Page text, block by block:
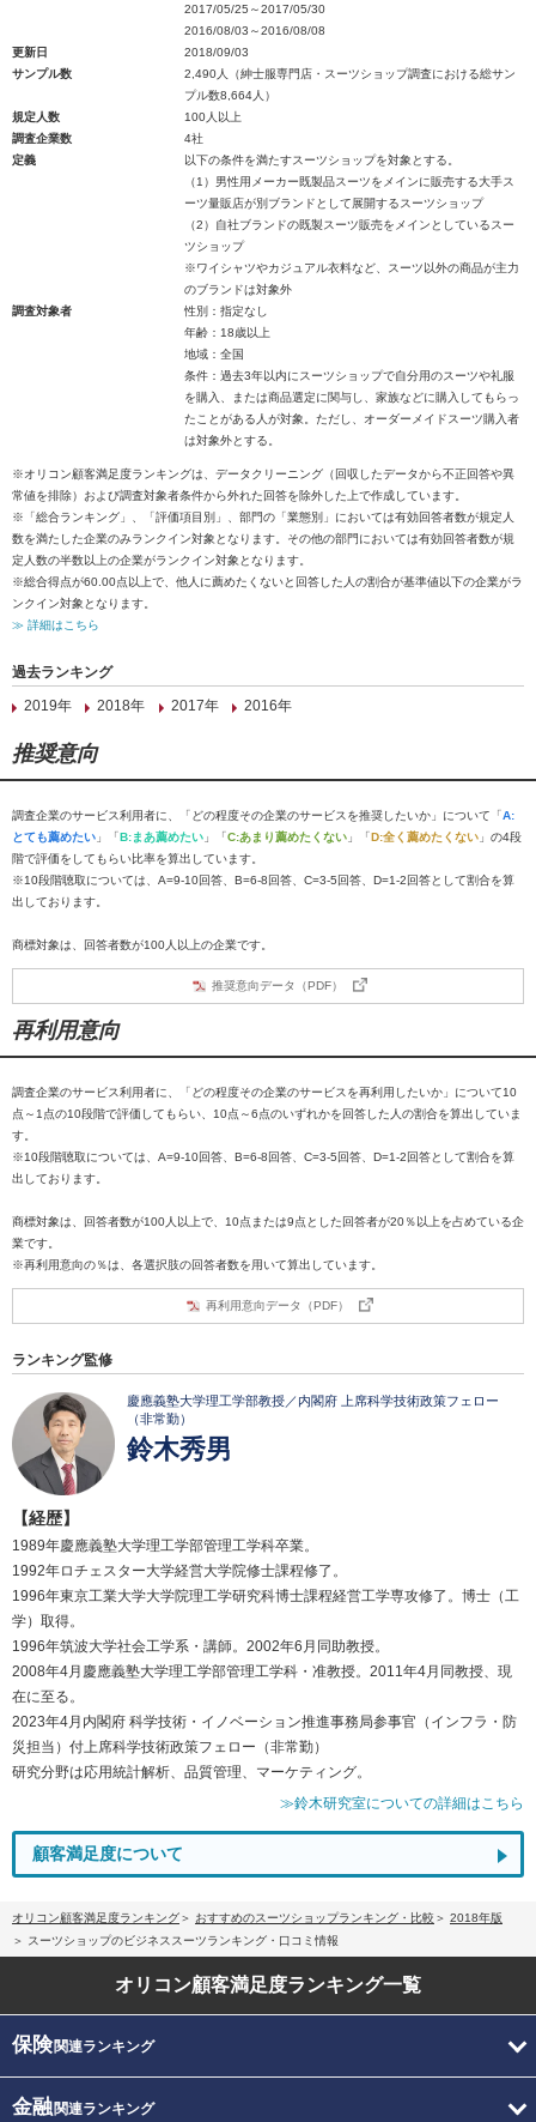
2017/05/25～2017/05/30
2016/08/03～2016/08/08
更新日
2018/09/03
サンプル数
2,490人（紳士服専門店・スーツショップ調査における総サン
プル数8,664人）
規定人数
100人以上
調査企業数
4社
定義
以下の条件を満たすスーツショップを対象とする。
（1）男性用メーカー既製品スーツをメインに販売する大手ス
ーツ量販店が別ブランドとして展開するスーツショップ
（2）自社ブランドの既製スーツ販売をメインとしているスー
ツショップ
※ワイシャツやカジュアル衣料など、スーツ以外の商品が主力
のブランドは対象外
調査対象者
性別：指定なし
年齢：18歳以上
地域：全国
条件：過去3年以内にスーツショップで自分用のスーツや礼服
を購入、または商品選定に関与し、家族などに購入してもらっ
たことがある人が対象。ただし、オーダーメイドスーツ購入者
は対象外とする。
※オリコン顧客満足度ランキングは、データクリーニング（回収したデータから不正回答や異
常値を排除）および調査対象者条件から外れた回答を除外した上で作成しています。
※「総合ランキング」、「評価項目別」、部門の「業態別」においては有効回答者数が規定人
数を満たした企業のみランクイン対象となります。その他の部門においては有効回答者数が規
定人数の半数以上の企業がランクイン対象となります。
※総合得点が60.00点以上で、他人に薦めたくないと回答した人の割合が基準値以下の企業がラ
ンクイン対象となります。
≫ 詳細はこちら
過去ランキング
2019年
2018年 2017年 2016年
推奨意向
調査企業のサービス利用者に、「どの程度その企業のサービスを推奨したいか」について「A:
とても薦めたい 」「B:まあ薦めたい 」「C:あまり薦めたくない 」「D:全く薦めたくない 」の4段
階で評価をしてもらい比率を算出しています。
※10段階聴取については、A=9-10回答、B=6-8回答、C=3-5回答、D=1-2回答として割合を算
出しております。
商標対象は、回答者数が100人以上の企業です。
推奨意向データ（PDF）
再利用意向
調査企業のサービス利用者に、「どの程度その企業のサービスを再利用したいか」について10
点～1点の10段階で評価してもらい、10点～6点のいずれかを回答した人の割合を算出していま
す。
※10段階聴取については、A=9-10回答、B=6-8回答、C=3-5回答、D=1-2回答として割合を算
出しております。
商標対象は、回答者数が100人以上で、10点または9点とした回答者が20％以上を占めている企
業です。
※再利用意向の％は、各選択肢の回答者数を用いて算出しています。
再利用意向データ（PDF）
ランキング監修
慶應義塾大学理工学部教授／内閣府 上席科学技術政策フェロー
（非常勤）
鈴木秀男
【経歴】
1989年慶應義塾大学理工学部管理工学科卒業。
1992年ロチェスター大学経営大学院修士課程修了。
1996年東京工業大学大学院理工学研究科博士課程経営工学専攻修了。博士（工
学）取得。
1996年筑波大学社会工学系・講師。2002年6月同助教授。
2008年4月慶應義塾大学理工学部管理工学科・准教授。2011年4月同教授、現
在に至る。
2023年4月内閣府 科学技術・イノベーション推進事務局参事官（インフラ・防
災担当）付上席科学技術政策フェロー（非常勤）
研究分野は応用統計解析、品質管理、マーケティング。
≫鈴木研究室についての詳細はこちら
顧客満足度について
オリコン顧客満足度ランキング おすすめのスーツショップランキング・比較
2018年版
スーツショップのビジネススーツランキング・口コミ情報
オリコン顧客満足度ランキング一覧
保険関連ランキング
金融関連ランキング